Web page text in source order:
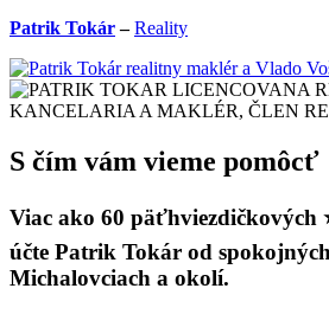
Patrik Tokár– Reality
S čím vám vieme pomôcť
Viac ako 60 päťhviezdičkových
účte Patrik Tokár od
Michalovciach a okolí.